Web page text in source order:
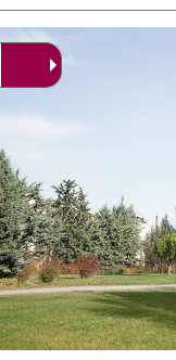
la
noticia